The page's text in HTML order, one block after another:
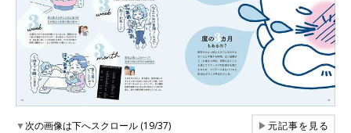
▼次の画像は下へスクロール (19/37) ▶元記事を見る